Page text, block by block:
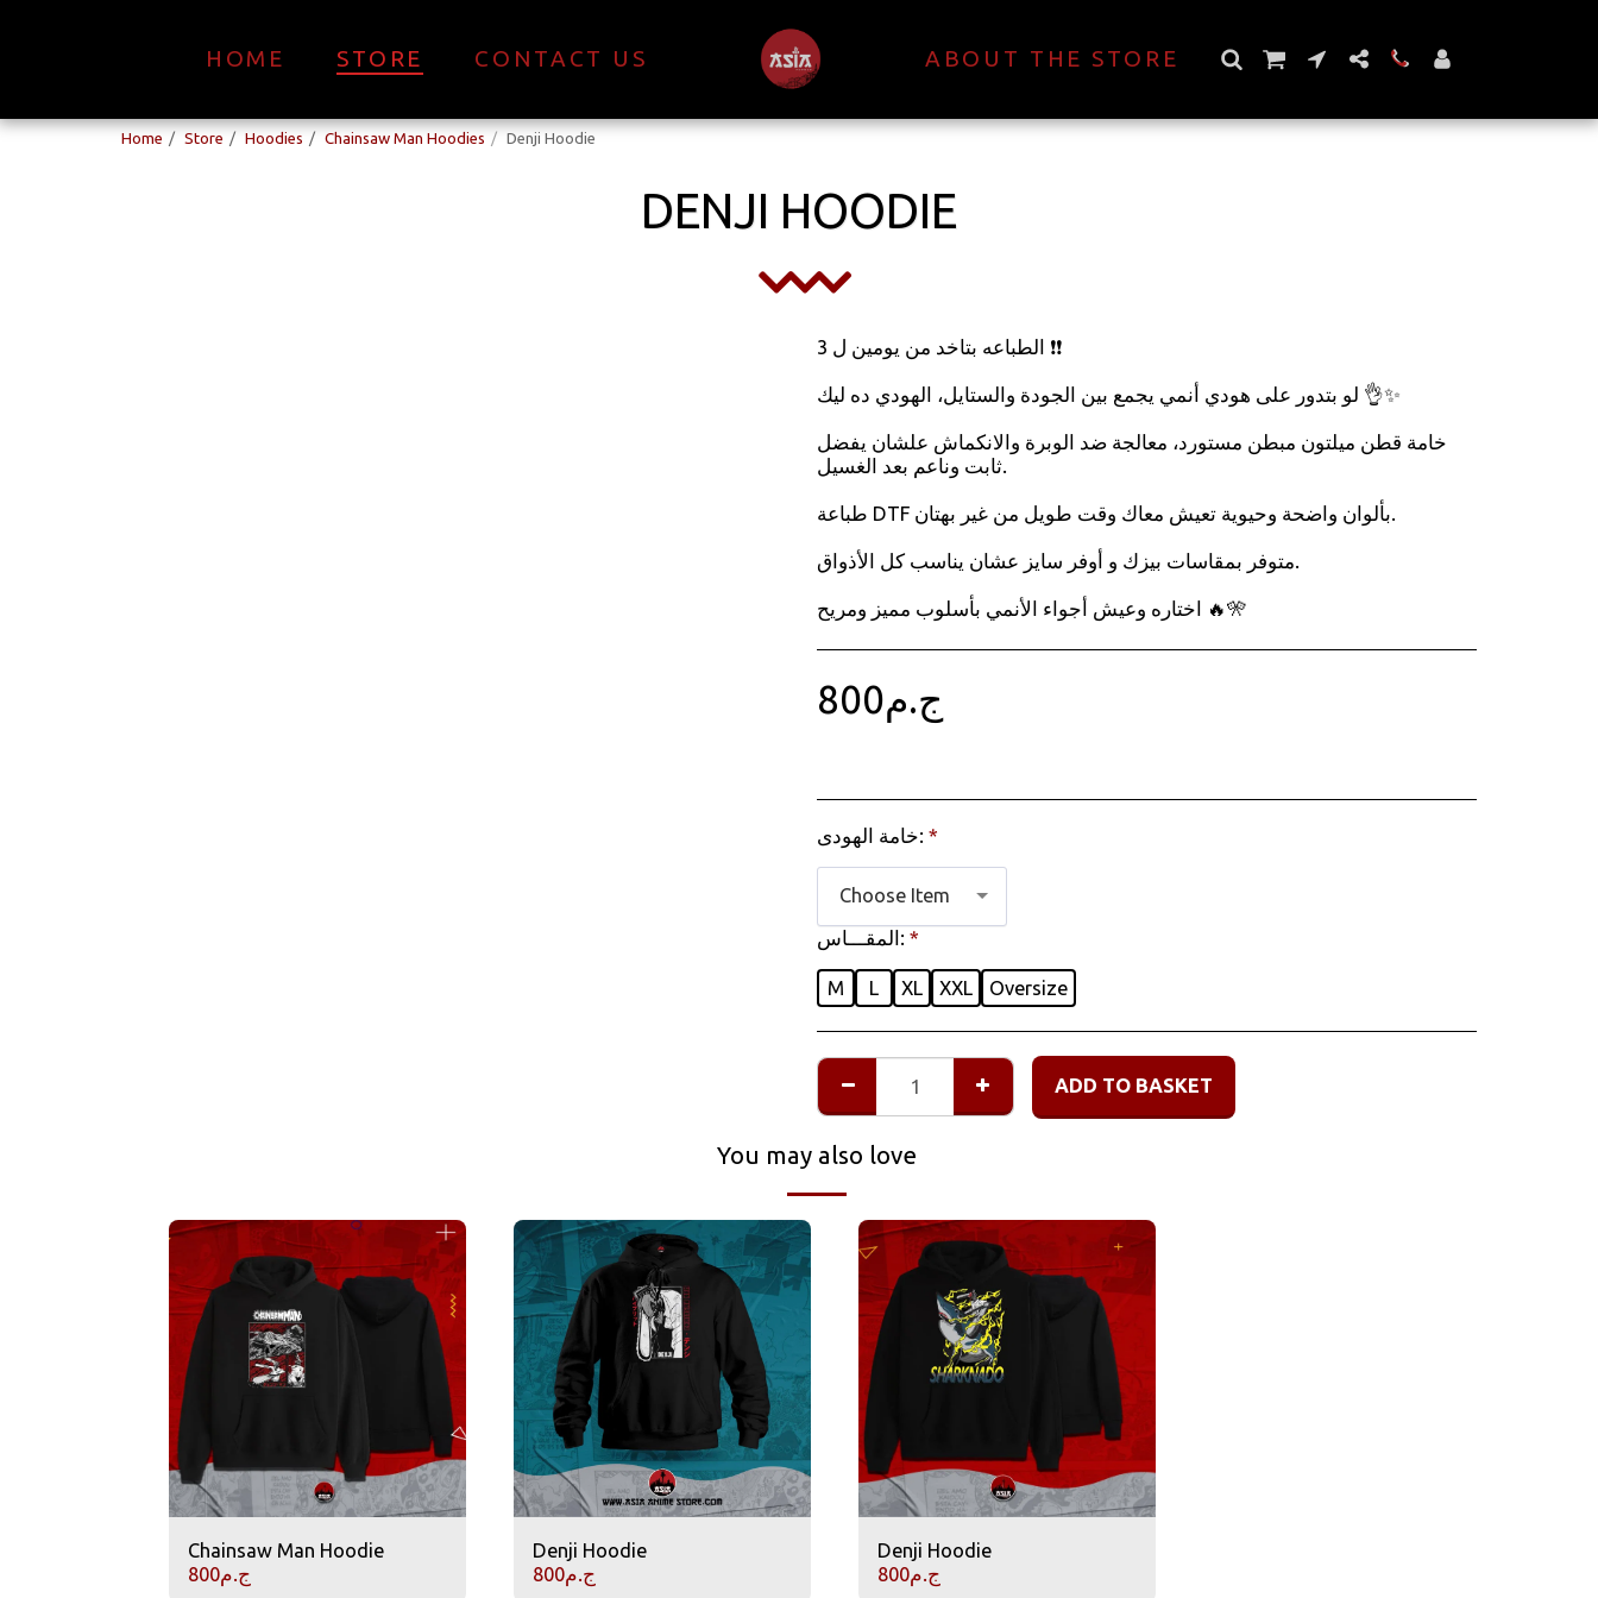
HOME STORE CONTACT US ABOUT THE STORE
Home Store Hoodies Chainsaw Man Hoodies Denji Hoodie
DENJI HOODIE
الطباعه بتاخد من يومين ل 3 ❗❗
لو بتدور على هودي أنمي يجمع بين الجودة والستايل، الهودي ده ليك 👌✨
خامة قطن ميلتون مبطن مستورد، معالجة ضد الوبرة والانكماش علشان يفضل
ثابت وناعم بعد الغسيل.
طباعة DTF بألوان واضحة وحيوية تعيش معاك وقت طويل من غير بهتان.
متوفر بمقاسات بيزك و أوفر سايز عشان يناسب كل الأذواق.
اختاره وعيش أجواء الأنمي بأسلوب مميز ومريح 🔥🎌
ج.م800
خامة الهودى: *
Choose Item
المقـــاس: *
M L XL XXL Oversize
ADD TO BASKET
You may also love
Chainsaw Man Hoodie
ج.م800
Denji Hoodie
ج.م800
Denji Hoodie
ج.م800